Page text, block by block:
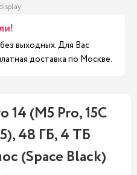
выходных. Для Вас
доставка по Москве.
14 (M5 Pro, 15C
48 ГБ, 4 ТБ
(Space Black)